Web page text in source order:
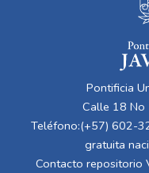
y
y
del
cultural
Pontificia
Calle 18 No
Teléfono:(+57) 602-
gratuita
Contacto repositorio